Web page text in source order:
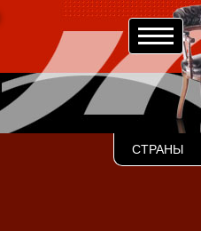
СТРАНЫ